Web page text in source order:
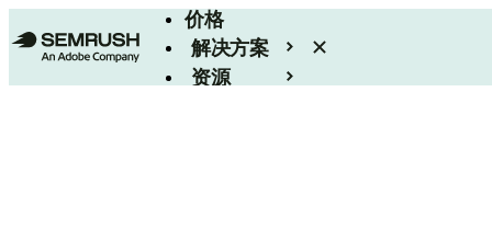
价格
解决方案
资源